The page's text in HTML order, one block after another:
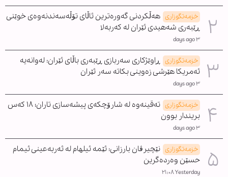
خزمەتگوزاری هەڵکردنی گەورەترین ئاڵای تۆڵەسەندنەوەی خوێنی
ڕێبەری شەهیدی ئێران لە کەربەلا
٣ days ago
خزمەتگوزاری
ڕاوێژکاری سەربازی ڕێبەری باڵای ئێران: لەوانەیە
ئەمریکا هێرشی زەوینی بکاتە سەر ئێران
٣ days ago
خزمەتگوزاری
تەقینەوە لە شارۆچکەی پیشەسازی تاران؛ ١٨ کەس
بریندار بوون
٣ days ago
خزمەتگوزاری نێچیرڤان بارزانی: ئێمە ئیلهام لە ئەربەعینی ئیمام
حسێن وەردەگرین
Yesterday ٢١:٠٨